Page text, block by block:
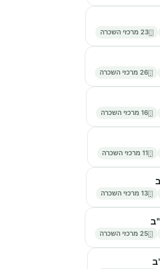
23 מרכזי השכרה
26 מרכזי השכרה
16 מרכזי השכרה
11 מרכזי השכרה
13 מרכזי השכרה
25 מרכזי השכרה